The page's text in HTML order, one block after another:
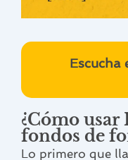
Escucha
¿Cómo usar
fondos de
Lo primero que